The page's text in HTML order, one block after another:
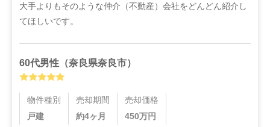
大手よりもそのような仲介（不動産）会社をどんどん紹介し
てほしいです。
60代男性 （奈良県奈良市）
物件種別
戸建
売却期間
約4ヶ月
売却価格
450万円